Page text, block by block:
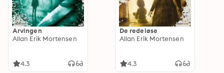
Arvingen
Allan Erik Mortensen
4.3
De redeløse
Allan Erik Mortensen
4.3